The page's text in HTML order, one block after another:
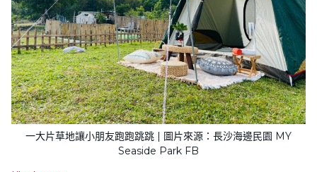
一大片草地讓小朋友跑跑跳跳 | 圖片來源：長沙海邊民園 MY
Seaside Park FB